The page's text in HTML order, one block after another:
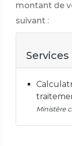
montant de
suivant :
Ministère